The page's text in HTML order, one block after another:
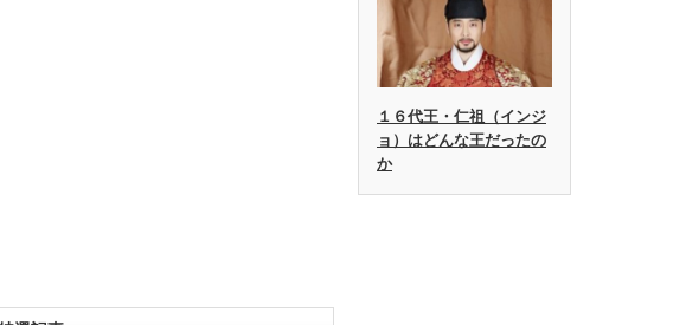
１６代王・仁祖（インジ
ョ）はどんな王だったの
か